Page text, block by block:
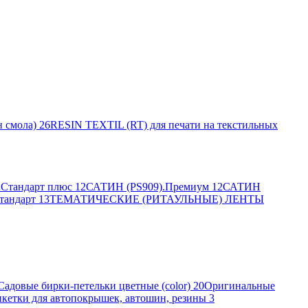
смола) 26RESIN TEXTIL (RT) для печати на текстильных
плюс 12САТИН (PS909).Премиум 12САТИН
13ТЕМАТИЧЕСКИЕ (РИТАУЛЬНЫЕ) ЛЕНТЫ
бирки-петельки цветные (color) 20Оригинальные
для автопокрышек, автошин, резины 3